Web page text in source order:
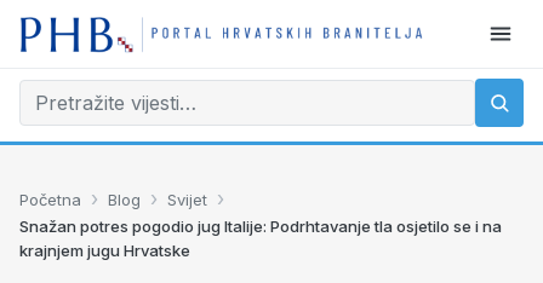
Početna › Blog › Svijet ›
Snažan potres pogodio jug Italije: Podrhtavanje tla osjetilo se i na
krajnjem jugu Hrvatske